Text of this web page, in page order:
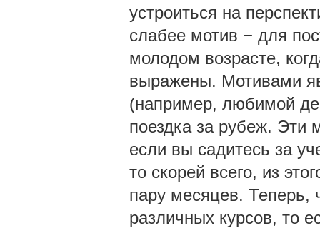
устроиться на
слабее мотив − для
молодом возрасте,
выражены. Мотивами
(например, любимой
поездка за рубеж. Эти
если вы садитесь за
то скорей всего, из
пару месяцев. Теперь,
различных курсов, то